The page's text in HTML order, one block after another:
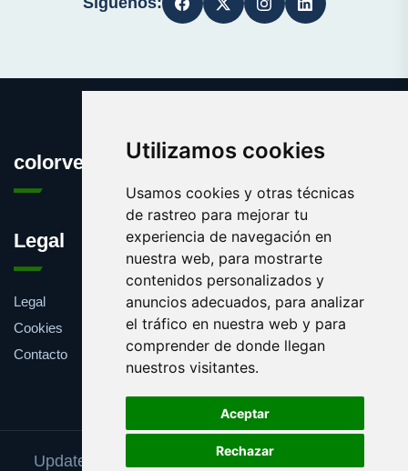
Utilizamos cookies
Usamos cookies y otras técnicas
de rastreo para mejorar tu
experiencia de navegación en
nuestra web, para mostrarte
contenidos personalizados y
anuncios adecuados, para analizar
el tráfico en nuestra web y para
comprender de donde llegan
nuestros visitantes.
Aceptar
Rechazar
colorverde.es
Legal
Legal
Cookies
Contacto
Update cookies preferencesSeparar en sílabas